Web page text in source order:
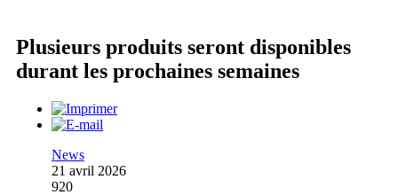
Plusieurs produits seront disponibles
durant les prochaines semaines
News
21 avril 2026
920